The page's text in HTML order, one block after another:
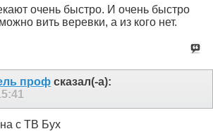
очень быстро. И очень быстро
вить веревки, а из кого нет.
проф сказал(-а):
с ТВ Бух